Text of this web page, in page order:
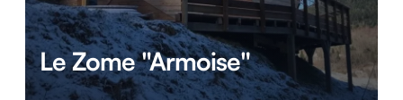
Le Zome "Armoise"